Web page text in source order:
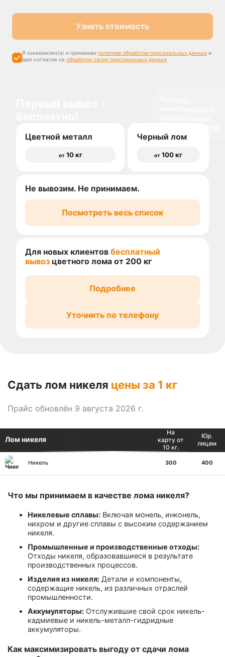
Узнать стоимость
Я ознакомлен(а) и принимаю политики обработки персональных данных и
даю согласие на обработку своих персональных данных
Цветной металл
от10 кг
Черный лом
от 100 кг
Не вывозим. Не принимаем.
Посмотреть весь список
Для новых клиентов бесплатный
вывоз цветного лома от 200 кг
Подробнее
Уточнить по телефону
Сдать лом никеля цены за 1 кг
Прайс обновлён 9 августа 2026 г.
Лом никеля
На
карту от
10 кг.
Юр.
лицам
Никель 300 400
Что мы принимаем в качестве лома никеля?
Никелевые сплавы: Включая монель, инконель,
нихром и другие сплавы с высоким содержанием
никеля.
Промышленные и производственные отходы:
Отходы никеля, образовавшиеся в результате
производственных процессов.
Изделия из никеля: Детали и компоненты,
содержащие никель, из различных отраслей
промышленности.
Аккумуляторы: Отслужившие свой срок никель-
кадмиевые и никель-металл-гидридные
аккумуляторы.
Как максимизировать выгоду от сдачи лома